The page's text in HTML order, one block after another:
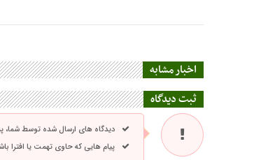
اخبار مشابه
ثبت دیدگاه
دیدگاه های ارسال شده توسط
پیام هایی که حاوی تهمت یا افترا